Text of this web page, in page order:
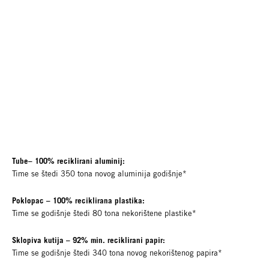
Tube– 100% reciklirani aluminij:
Time se štedi 350 tona novog aluminija godišnje*
Poklopac – 100% reciklirana plastika:
Time se godišnje štedi 80 tona nekorištene plastike*
Sklopiva kutija – 92% min. reciklirani papir:
Time se godišnje štedi 340 tona novog nekorištenog papira*